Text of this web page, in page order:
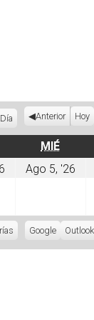
Día Anterior Hoy
MIÉ
agosto
Ago 5, '26
Subscribe
Google Outlook